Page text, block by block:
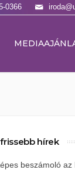
0366
hírek
beszámoló az